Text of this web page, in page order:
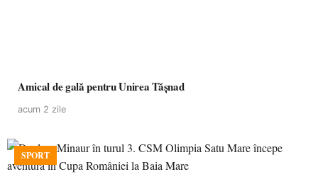
Amical de gală pentru Unirea Tășnad
acum 2 zile
SPORT